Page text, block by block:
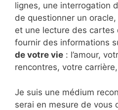
lignes, une interrogation
de questionner un
et une lecture des cartes
fournir des informations
de votre vie : l’amour,
rencontres, votre
Je suis une médium
serai en mesure de vous